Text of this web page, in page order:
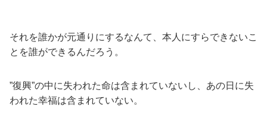
それを誰かが元通りにするなんて、本人にすらできないこ
とを誰ができるんだろう。
”復興”の中に失われた命は含まれていないし、あの日に失
われた幸福は含まれていない。